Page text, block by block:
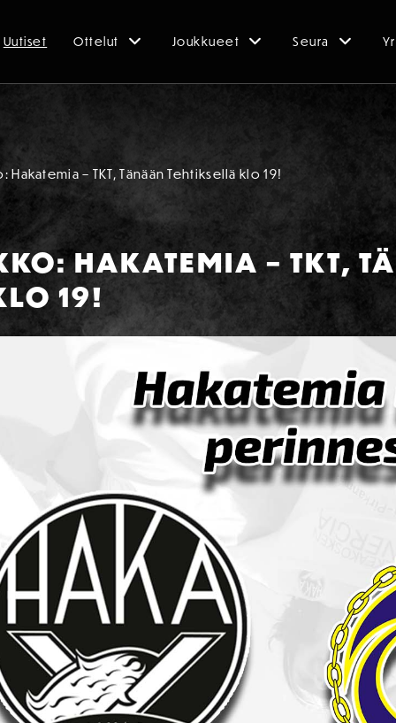
Uutiset Ottelut Joukkueet Seura
– TKT, Tänään Tehtiksellä klo 19!
HAKATEMIA – TKT,
19!